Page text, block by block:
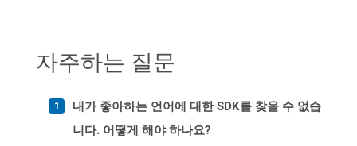
자주하는 질문
내가 좋아하는 언어에 대한 SDK를 찾을 수 없습
니다. 어떻게 해야 하나요?